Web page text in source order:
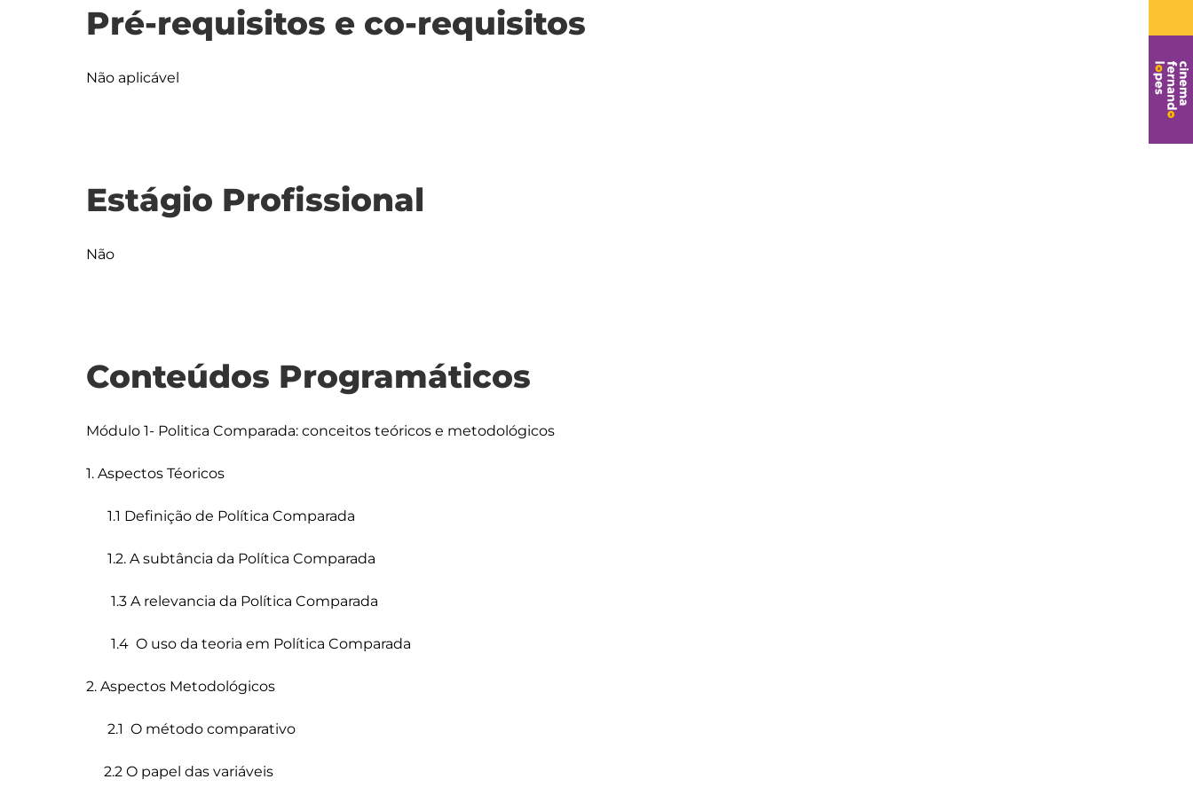
Pré-requisitos e co-requisitos
Não aplicável
Estágio Profissional
Não
Conteúdos Programáticos
Módulo 1- Politica Comparada: conceitos teóricos e metodológicos
1. Aspectos Téoricos
1.1 Definição de Política Comparada
1.2. A subtância da Política Comparada
1.3 A relevancia da Política Comparada
1.4  O uso da teoria em Política Comparada
2. Aspectos Metodológicos
2.1  O método comparativo
2.2 O papel das variáveis